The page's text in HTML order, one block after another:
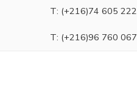
T: (+216)74 605 222
T: (+216)96 760 067